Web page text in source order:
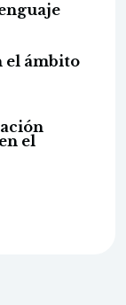
el ámbito
el